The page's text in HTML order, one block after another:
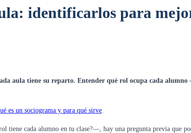
identificarlos para
aula tiene su reparto. Entender qué rol ocupa cada
es un sociograma y para qué sirve.
tiene cada alumno en tu clase?—, hay una pregunta previa que